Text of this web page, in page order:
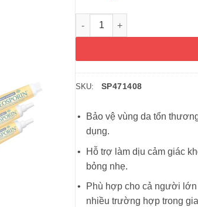
Kem mỡ kháng viêm, liền
SKU: SP471408
Bảo vệ vùng da tổn
dụng.
Hỗ trợ làm dịu cảm giác
bỏng nhẹ.
Phù hợp cho cả người
nhiều trường hợp trong